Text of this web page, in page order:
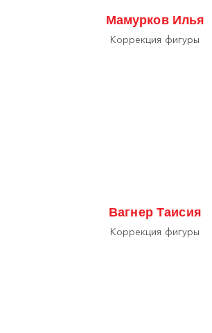
Мамурков Илья
Коррекция фигуры
Вагнер Таисия
Коррекция фигуры